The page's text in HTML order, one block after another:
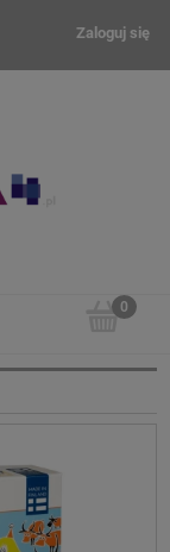
Zaloguj się